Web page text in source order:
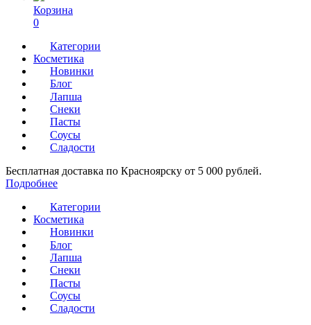
Корзина
0
Категории
Косметика
Новинки
Блог
Лапша
Снеки
Пасты
Соусы
Сладости
Бесплатная доставка по Красноярску от 5 000 рублей.
Подробнее
Категории
Косметика
Новинки
Блог
Лапша
Снеки
Пасты
Соусы
Сладости